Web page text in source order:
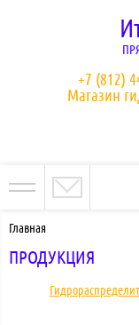
+7 (812)
Магазин
Главная
ПРОДУКЦИЯ